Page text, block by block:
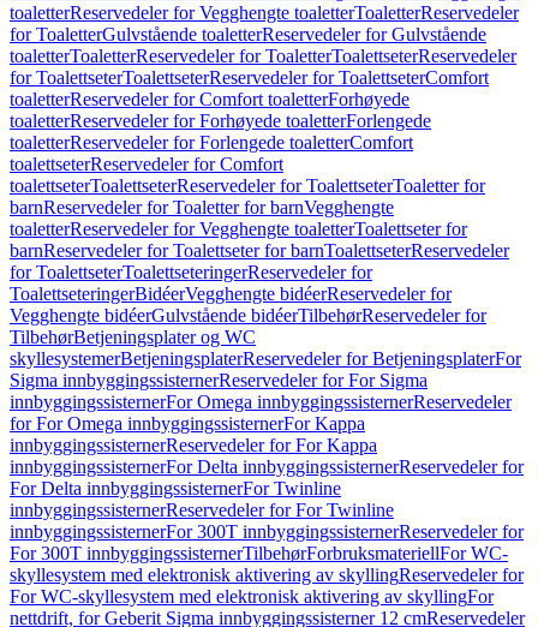
toaletterReservedeler for Vegghengte toaletterToaletterReservedeler
for ToaletterGulvstående toaletterReservedeler for Gulvstående
toaletterToaletterReservedeler for ToaletterToalettseterReservedeler
for ToalettseterToalettseterReservedeler for ToalettseterComfort
toaletterReservedeler for Comfort toaletterForhøyede
toaletterReservedeler for Forhøyede toaletterForlengede
toaletterReservedeler for Forlengede toaletterComfort
toalettseterReservedeler for Comfort
toalettseterToalettseterReservedeler for ToalettseterToaletter for
barnReservedeler for Toaletter for barnVegghengte
toaletterReservedeler for Vegghengte toaletterToalettseter for
barnReservedeler for Toalettseter for barnToalettseterReservedeler
for ToalettseterToalettseteringerReservedeler for
ToalettseteringerBidéerVegghengte bidéerReservedeler for
Vegghengte bidéerGulvstående bidéerTilbehørReservedeler for
TilbehørBetjeningsplater og WC
skyllesystemerBetjeningsplaterReservedeler for BetjeningsplaterFor
Sigma innbyggingssisternerReservedeler for For Sigma
innbyggingssisternerFor Omega innbyggingssisternerReservedeler
for For Omega innbyggingssisternerFor Kappa
innbyggingssisternerReservedeler for For Kappa
innbyggingssisternerFor Delta innbyggingssisternerReservedeler for
For Delta innbyggingssisternerFor Twinline
innbyggingssisternerReservedeler for For Twinline
innbyggingssisternerFor 300T innbyggingssisternerReservedeler for
For 300T innbyggingssisternerTilbehørForbruksmateriellFor WC-
skyllesystem med elektronisk aktivering av skyllingReservedeler for
For WC-skyllesystem med elektronisk aktivering av skyllingFor
nettdrift, for Geberit Sigma innbyggingssisterner 12 cmReservedeler